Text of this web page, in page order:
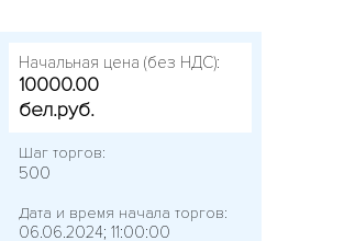
Начальная цена (без НДС):
10000.00
бел.руб.
Шаг торгов:
500
Дата и время начала торгов:
06.06.2024; 11:00:00